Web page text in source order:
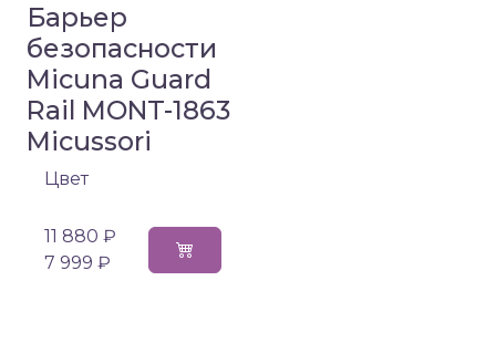
Барьер
безопасности
Micuna Guard
Rail MONT-1863
Micussori
Цвет
11 880 ₽
7 999 ₽